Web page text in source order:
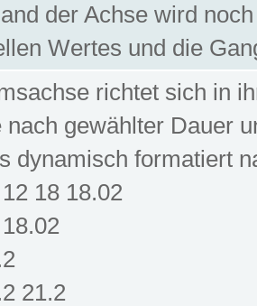
der Achse wird
Wertes und die
richtet sich in
nach gewählter Dauer
dynamisch formatiert
18 18.02
21.2